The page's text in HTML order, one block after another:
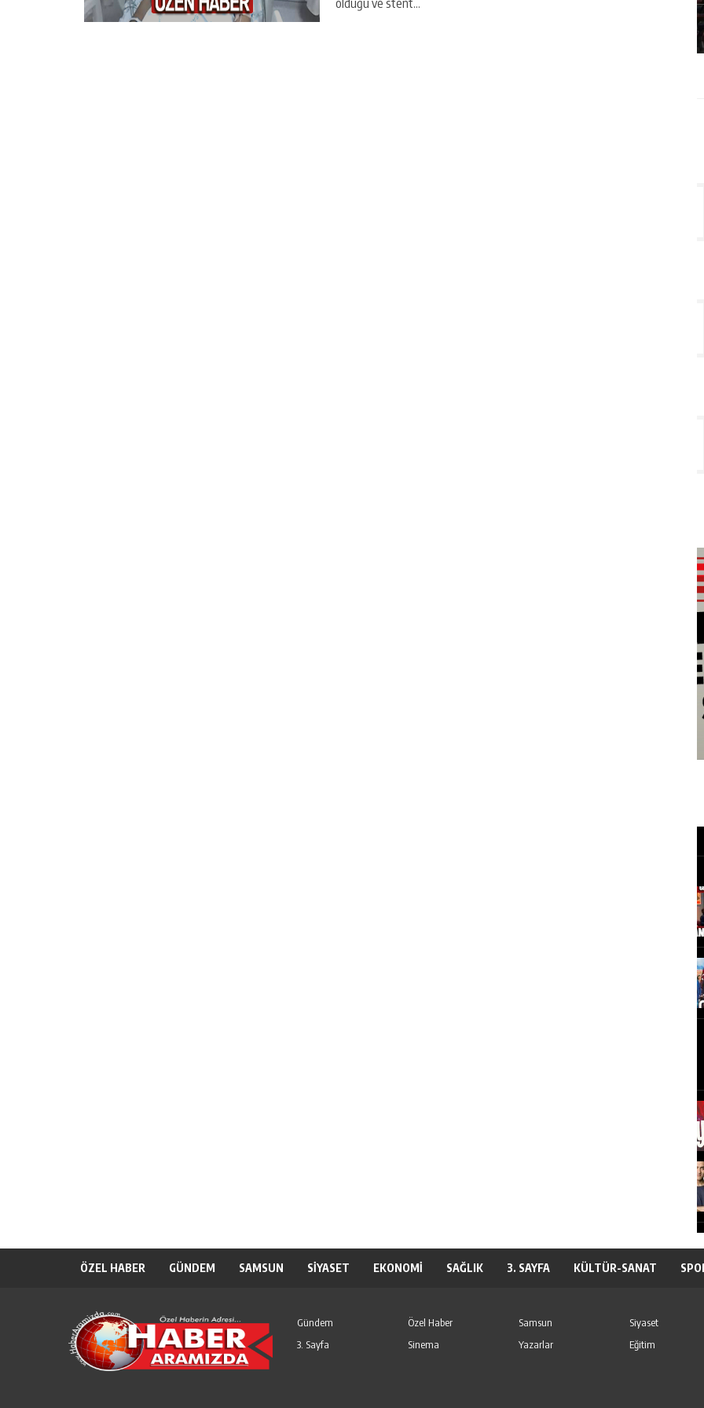
olduğu ve stent...
GÜNLÜK HABER AKIŞI GÜNLÜK HABER AKIŞI
ÖZEL HABER GÜNDEM SAMSUN SİYASET EKONOMİ SAĞLIK 3. SAYFA KÜLTÜR-SANAT
Gündem Özel Haber Samsun Siyaset
3. Sayfa
Sinema Yazarlar Eğitim